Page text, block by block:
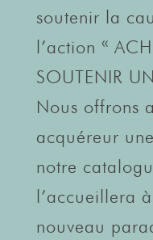
soutenir la
l’action «
SOUTENIR
Nous offrons
acquéreur
notre
l’accueillera
nouveau